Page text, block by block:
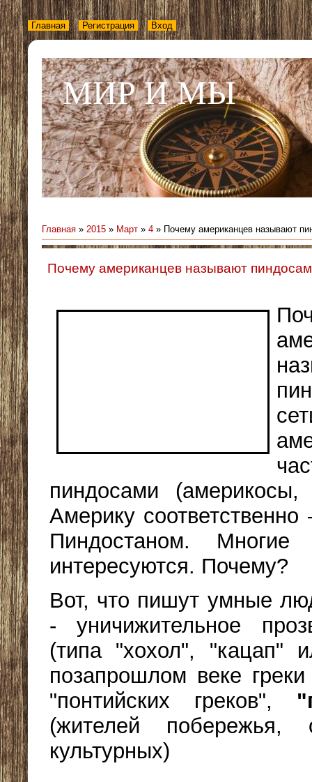
МИР И МЫ
Главная Регистрация Вход
Главная » 2015 » Март » 4 » Почему американцев называют
Почему американцев называют
пиндосами
Америку
Пиндостаном. Многие
интересуются. Почему?
Вот, что пишут умные
- уничижительное
(типа "хохол", "кацап"
позапрошлом веке
"понтийских греков",
(жителей побережья,
культурных)